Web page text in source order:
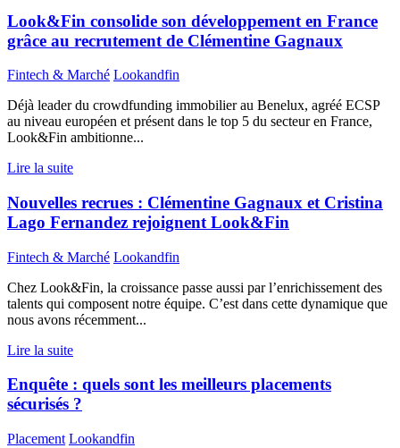
Look&Fin consolide son développement en France
grâce au recrutement de Clémentine Gagnaux
Fintech & Marché Lookandfin
Déjà leader du crowdfunding immobilier au Benelux, agréé ECSP
au niveau européen et présent dans le top 5 du secteur en France,
Look&Fin ambitionne...
Lire la suite
Nouvelles recrues : Clémentine Gagnaux et Cristina
Lago Fernandez rejoignent Look&Fin
Fintech & Marché Lookandfin
Chez Look&Fin, la croissance passe aussi par l’enrichissement des
talents qui composent notre équipe. C’est dans cette dynamique que
nous avons récemment...
Lire la suite
Enquête : quels sont les meilleurs placements
sécurisés ?
Placement Lookandfin